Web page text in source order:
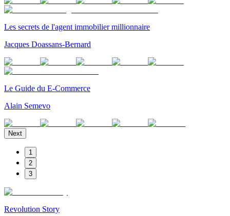
Les secrets de l'agent immobilier millionnaire
Jacques Doassans-Bernard
Le Guide du E-Commerce
Alain Semevo
Next
1
2
3
Revolution Story